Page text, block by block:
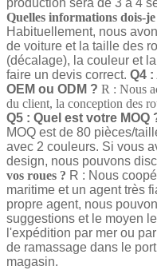
production sera de 3 à 4
Quelles informations dois-
Habituellement, nous
de voiture et la taille des
(décalage), la couleur et
faire un devis correct. Q4
OEM ou ODM ? R : Nous
du client, la conception des
Q5 : Quel est votre MOQ
MOQ est de 80 pièces/
avec 2 couleurs. Si vous
design, nous pouvons
vos roues ? R : Nous
maritime et un agent très
propre agent, nous
suggestions et le moyen
l'expédition par mer ou
de ramassage dans le
magasin.